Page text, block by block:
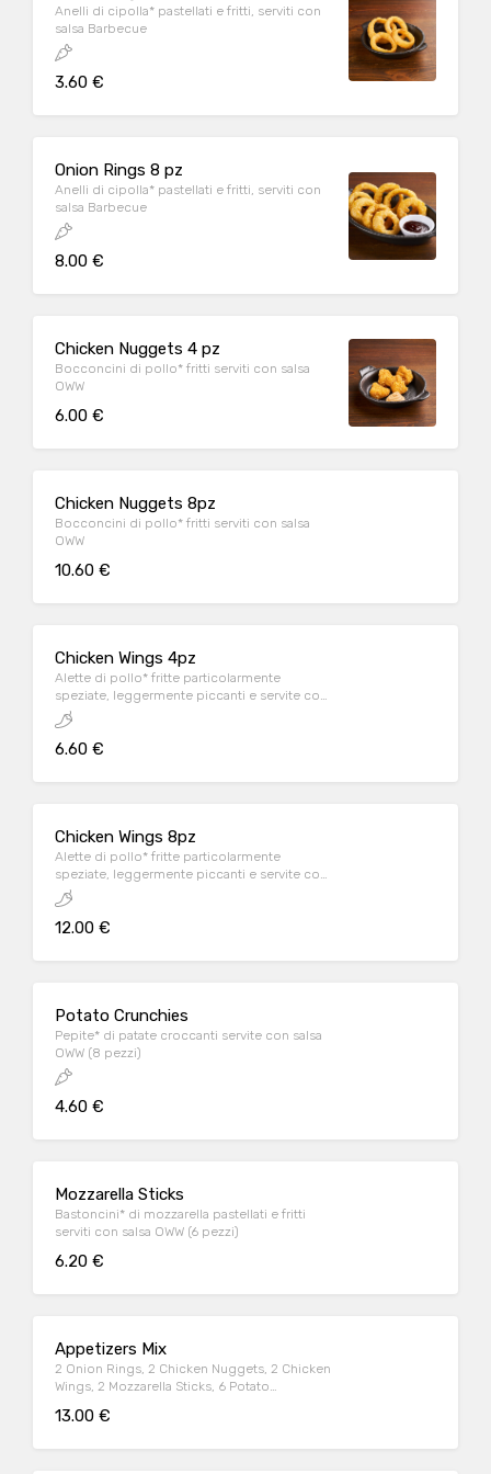
Anelli di cipolla* pastellati e fritti, serviti con
salsa Barbecue
3.60 €
Onion Rings 8 pz
Anelli di cipolla* pastellati e fritti, serviti con
salsa Barbecue
8.00 €
Chicken Nuggets 4 pz
Bocconcini di pollo* fritti serviti con salsa
OWW
6.00 €
Chicken Nuggets 8pz
Bocconcini di pollo* fritti serviti con salsa
OWW
10.60 €
Chicken Wings 4pz
Alette di pollo* fritte particolarmente
speziate, leggermente piccanti e servite con
salsa OWW
6.60 €
Chicken Wings 8pz
Alette di pollo* fritte particolarmente
speziate, leggermente piccanti e servite con
salsa OWW
12.00 €
Potato Crunchies
Pepite* di patate croccanti servite con salsa
OWW (8 pezzi)
4.60 €
Mozzarella Sticks
Bastoncini* di mozzarella pastellati e fritti
serviti con salsa OWW (6 pezzi)
6.20 €
Appetizers Mix
2 Onion Rings, 2 Chicken Nuggets, 2 Chicken
Wings, 2 Mozzarella Sticks, 6 Potato
13.00 €